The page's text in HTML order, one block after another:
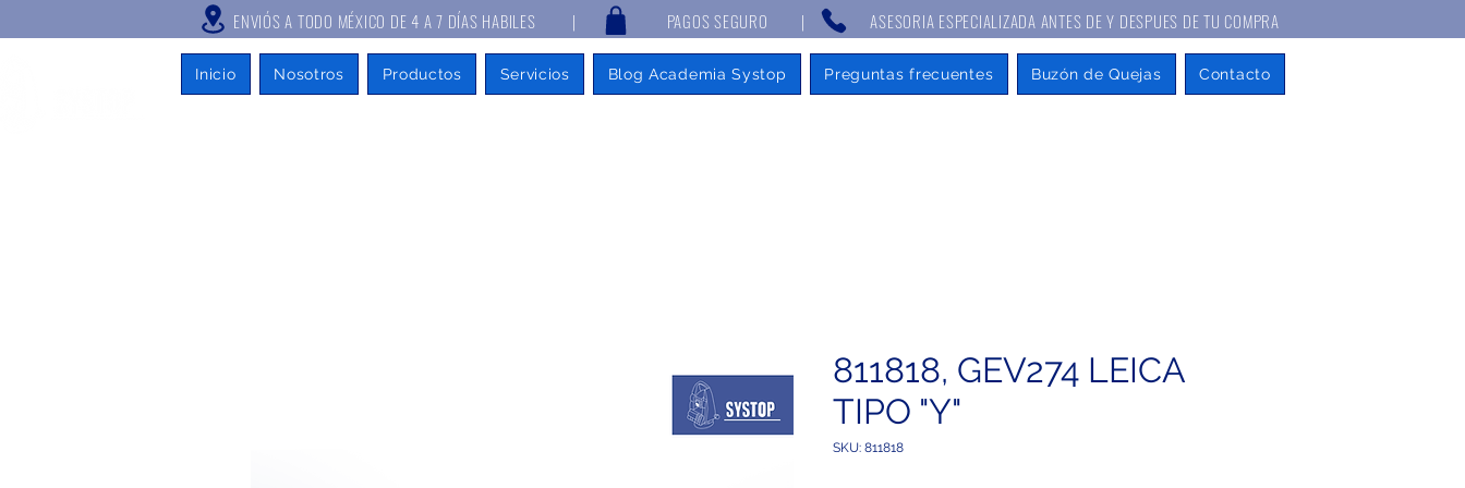
ENVIÓS A TODO MÉXICO DE 4 A 7 DÍAS HABILES | PAGOS SEGURO | ASESORIA ESPECIALIZADA ANTES DE Y DESPUES DE TU COMPRA
Inicio Nosotros Productos Servicios Blog Academia Systop Preguntas frecuentes Buzón de Quejas Contacto
811818, GEV274 LEICA
TIPO "Y"
SKU: 811818